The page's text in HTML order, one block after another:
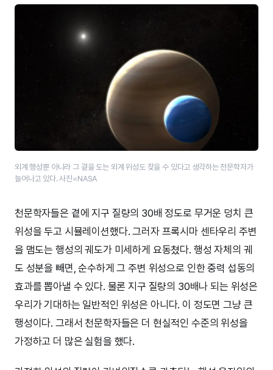
외계 행성뿐 아니라 그 곁을 도는 외계 위성도 찾을 수 있다고 생각하는 천문학자가
늘어나고 있다. 사진=NASA
천문학자들은 곁에 지구 질량의 30배 정도로 무거운 덩치 큰
위성을 두고 시뮬레이션했다. 그러자 프록시마 센타우리 주변
을 맴도는 행성의 궤도가 미세하게 요동쳤다. 행성 자체의 궤
도 성분을 빼면, 순수하게 그 주변 위성으로 인한 중력 섭동의
효과를 뽑아낼 수 있다. 물론 지구 질량의 30배나 되는 위성은
우리가 기대하는 일반적인 위성은 아니다. 이 정도면 그냥 큰
행성이다. 그래서 천문학자들은 더 현실적인 수준의 위성을
가정하고 더 많은 실험을 했다.